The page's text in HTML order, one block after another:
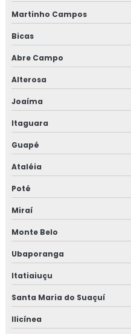
Martinho Campos
Bicas
Abre Campo
Alterosa
Joaíma
Itaguara
Guapé
Ataléia
Poté
Miraí
Monte Belo
Ubaporanga
Itatiaiuçu
Santa Maria do Suaçuí
Ilicínea